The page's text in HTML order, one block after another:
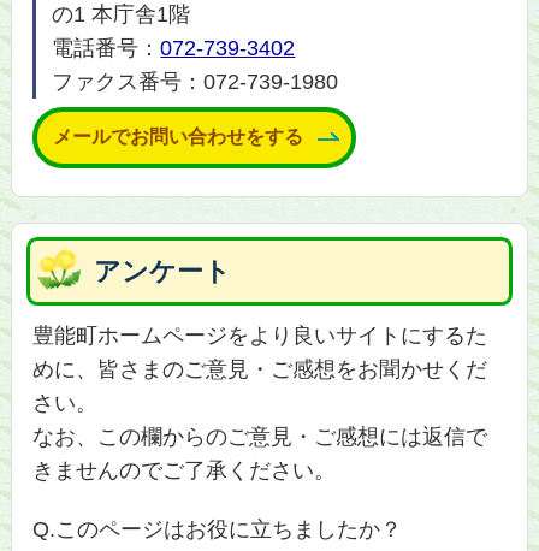
の1 本庁舎1階
電話番号：072-739-3402
ファクス番号：072-739-1980
メールでお問い合わせをする
アンケート
豊能町ホームページをより良いサイトにするた
めに、皆さまのご意見・ご感想をお聞かせくだ
さい。
なお、この欄からのご意見・ご感想には返信で
きませんのでご了承ください。
Q.このページはお役に立ちましたか？